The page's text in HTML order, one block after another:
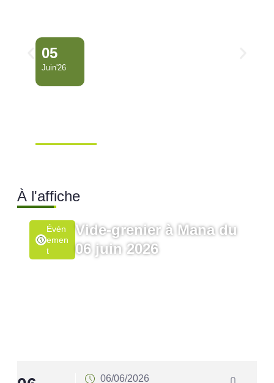
05
Juin'26
À l'affiche
Évén
Emen
T
Vide-grenier à Mana du
06 juin 2026
06/06/2026